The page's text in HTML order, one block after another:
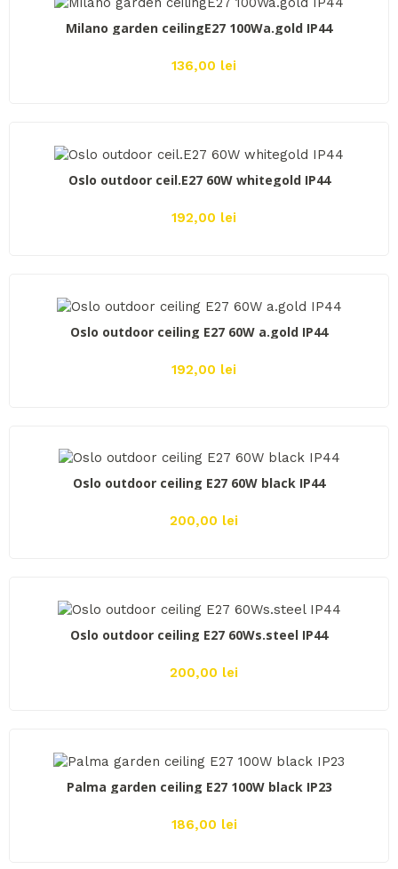
Milano garden ceilingE27 100Wa.gold IP44
136,00 lei
Oslo outdoor ceil.E27 60W whitegold IP44
192,00 lei
ADAUGĂ ÎN COŞ
Oslo outdoor ceiling E27 60W a.gold IP44
192,00 lei
Oslo outdoor ceiling E27 60W black IP44
200,00 lei
Oslo outdoor ceiling E27 60Ws.steel IP44
200,00 lei
Palma garden ceiling E27 100W black IP23
186,00 lei